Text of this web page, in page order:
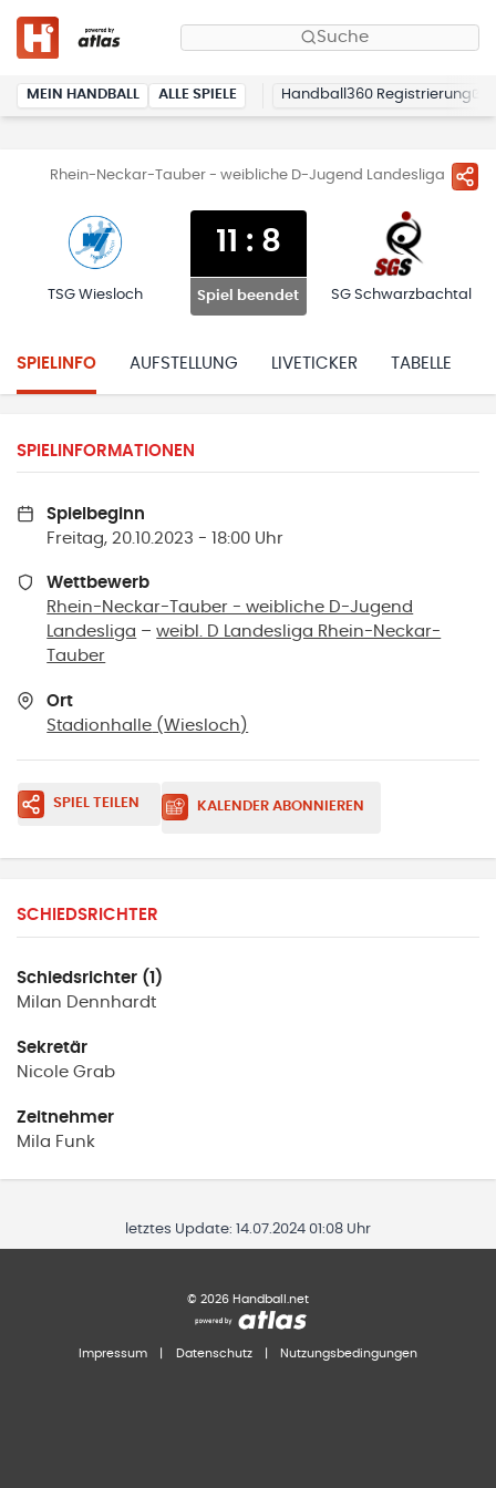
Suche
MEIN HANDBALL ALLE SPIELE Handball360 Registrierung
Rhein-Neckar-Tauber - weibliche D-Jugend Landesliga
TSG Wiesloch
11 : 8
Spiel beendet SG Schwarzbachtal
SPIELINFO AUFSTELLUNG LIVETICKER TABELLE
SPIELINFORMATIONEN
Spielbeginn
Freitag, 20.10.2023 - 18:00 Uhr
Wettbewerb
Rhein-Neckar-Tauber - weibliche D-Jugend
Landesliga –weibl. D Landesliga Rhein-Neckar-
Tauber
Ort
Stadionhalle (Wiesloch )
SPIEL TEILEN KALENDER ABONNIEREN
SCHIEDSRICHTER
Schiedsrichter (1)
Milan Dennhardt
Sekretär
Nicole Grab
Zeitnehmer
Mila Funk
letztes Update: 14.07.2024 01:08 Uhr
© 2026 Handball.net
Impressum Datenschutz Nutzungsbedingungen